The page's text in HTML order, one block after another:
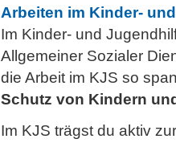
Arbeiten im Kinder-
Im Kinder- und
Allgemeiner Sozialer
die Arbeit im KJS so
Schutz von Kindern
Im KJS trägst du aktiv